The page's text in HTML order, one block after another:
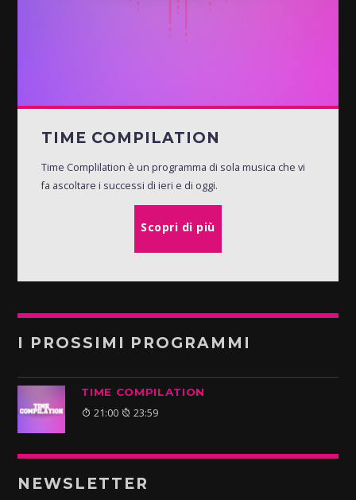
TIME COMPILATION
Time Complilation è un programma di sola musica che vi
fa ascoltare i successi di ieri e di oggi.
Scopri di più
I PROSSIMI PROGRAMMI
TIME COMPILATION
21:00 23:59
NEWSLETTER